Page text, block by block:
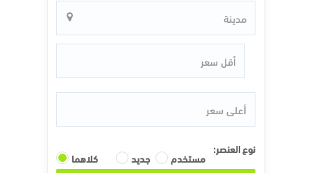
نوع العنصر:
كلاهما جديد
مستخدم